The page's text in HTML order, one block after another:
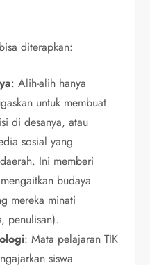
diterapkan:
: Alih-alih hanya
untuk membuat
di desanya, atau
sosial yang
Ini memberi
budaya
mereka minati
penulisan).
: Mata pelajaran TIK
siswa